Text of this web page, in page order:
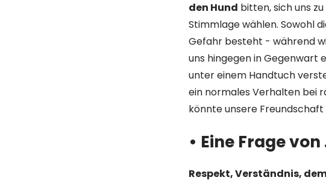
den Hund bitten, sich uns
Stimmlage wählen. Sowohl
Gefahr besteht - während
uns hingegen in Gegenwart
unter einem Handtuch
ein normales Verhalten bei
könnte unsere
• Eine Frage
Respekt, Verständnis,